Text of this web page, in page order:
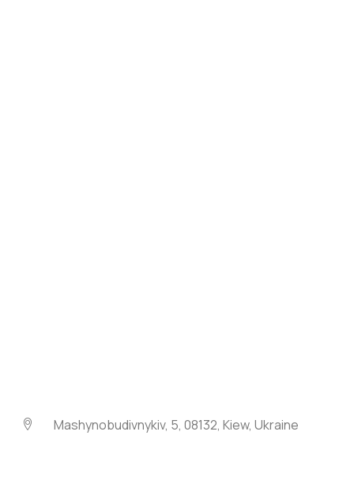
Mashynobudivnykiv, 5, 08132, Kiew, Ukraine